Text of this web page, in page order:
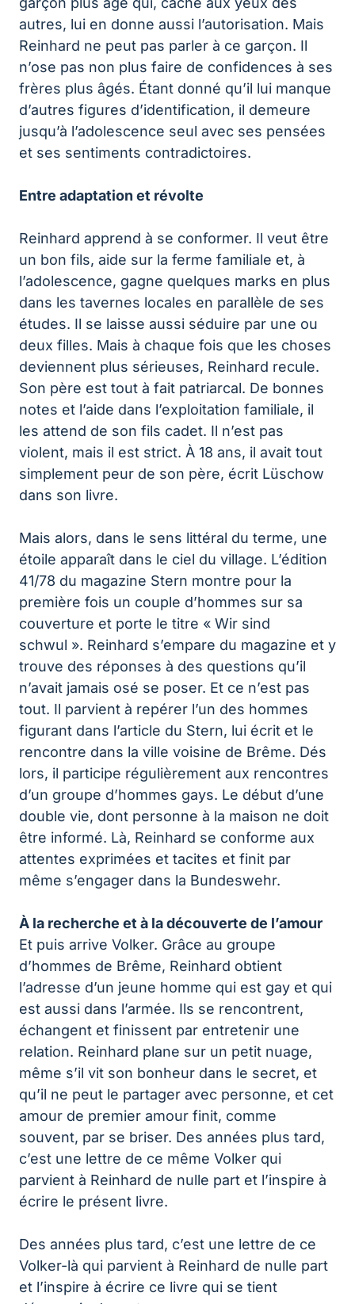
autres, lui en donne aussi l’autorisation. Mais
Reinhard ne peut pas parler à ce garçon. Il
n’ose pas non plus faire de confidences à ses
frères plus âgés. Étant donné qu’il lui manque
d’autres figures d’identification, il demeure
jusqu’à l’adolescence seul avec ses pensées
et ses sentiments contradictoires.
Entre adaptation et révolte
Reinhard apprend à se conformer. Il veut être
un bon fils, aide sur la ferme familiale et, à
l’adolescence, gagne quelques marks en plus
dans les tavernes locales en parallèle de ses
études. Il se laisse aussi séduire par une ou
deux filles. Mais à chaque fois que les choses
deviennent plus sérieuses, Reinhard recule.
Son père est tout à fait patriarcal. De bonnes
notes et l’aide dans l’exploitation familiale, il
les attend de son fils cadet. Il n’est pas
violent, mais il est strict. À 18 ans, il avait tout
simplement peur de son père, écrit Lüschow
dans son livre.
Mais alors, dans le sens littéral du terme, une
étoile apparaît dans le ciel du village. L’édition
41/78 du magazine Stern montre pour la
première fois un couple d’hommes sur sa
couverture et porte le titre « Wir sind
schwul ». Reinhard s’empare du magazine et y
trouve des réponses à des questions qu’il
n’avait jamais osé se poser. Et ce n’est pas
tout. Il parvient à repérer l’un des hommes
figurant dans l’article du Stern, lui écrit et le
rencontre dans la ville voisine de Brême. Dés
lors, il participe régulièrement aux rencontres
d’un groupe d’hommes gays. Le début d’une
double vie, dont personne à la maison ne doit
être informé. Là, Reinhard se conforme aux
attentes exprimées et tacites et finit par
même s’engager dans la Bundeswehr.
À la recherche et à la découverte de l’amour
Et puis arrive Volker. Grâce au groupe
d’hommes de Brême, Reinhard obtient
l’adresse d’un jeune homme qui est gay et qui
est aussi dans l’armée. Ils se rencontrent,
échangent et finissent par entretenir une
relation. Reinhard plane sur un petit nuage,
même s’il vit son bonheur dans le secret, et
qu’il ne peut le partager avec personne, et cet
amour de premier amour finit, comme
souvent, par se briser. Des années plus tard,
c’est une lettre de ce même Volker qui
parvient à Reinhard de nulle part et l’inspire à
écrire le présent livre.
Des années plus tard, c’est une lettre de ce
Volker-là qui parvient à Reinhard de nulle part
et l’inspire à écrire ce livre qui se tient